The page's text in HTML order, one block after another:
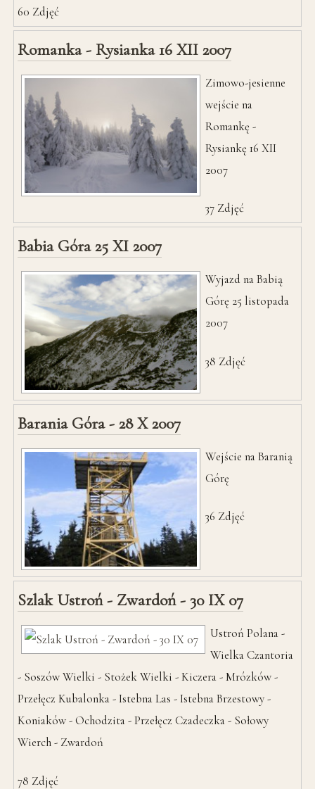
60 Zdjęć
Romanka - Rysianka 16 XII 2007
Zimowo-jesienne
wejście na
Romankę -
Rysiankę 16 XII
2007
37 Zdjęć
Babia Góra 25 XI 2007
Wyjazd na Babią
Górę 25 listopada
2007
38 Zdjęć
Barania Góra - 28 X 2007
Wejście na Baranią
Górę
36 Zdjęć
Szlak Ustroń - Zwardoń - 30 IX 07
Ustroń Polana -
Wielka Czantoria
- Soszów Wielki - Stożek Wielki - Kiczera - Mrózków -
Przełęcz Kubalonka - Istebna Las - Istebna Brzestowy -
Koniaków - Ochodzita - Przełęcz Czadeczka - Sołowy
Wierch - Zwardoń
78 Zdjęć